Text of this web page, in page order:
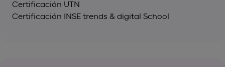
Certificación UTN
Certificación INSE trends & digital School